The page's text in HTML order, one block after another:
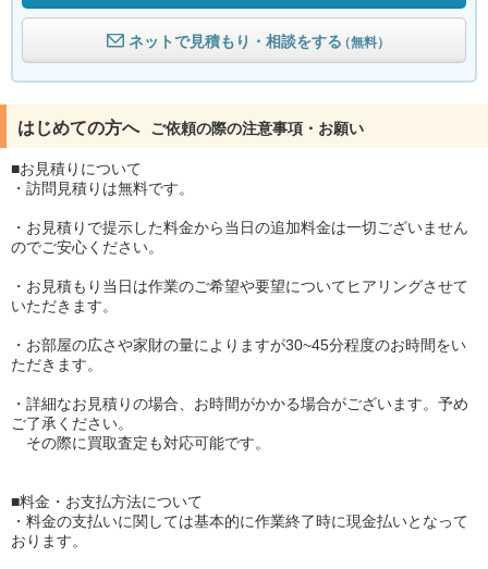
ネットで見積もり・相談をする（無料）
はじめての方へ ご依頼の際の注意事項・お願い
■お見積りについて
・訪問見積りは無料です。
・お見積りで提示した料金から当日の追加料金は一切ございません
のでご安心ください。
・お見積もり当日は作業のご希望や要望についてヒアリングさせて
いただきます。
・お部屋の広さや家財の量によりますが30~45分程度のお時間をい
ただきます。
・詳細なお見積りの場合、お時間がかかる場合がございます。予め
ご了承ください。
その際に買取査定も対応可能です。
■料金・お支払方法について
・料金の支払いに関しては基本的に作業終了時に現金払いとなって
おります。